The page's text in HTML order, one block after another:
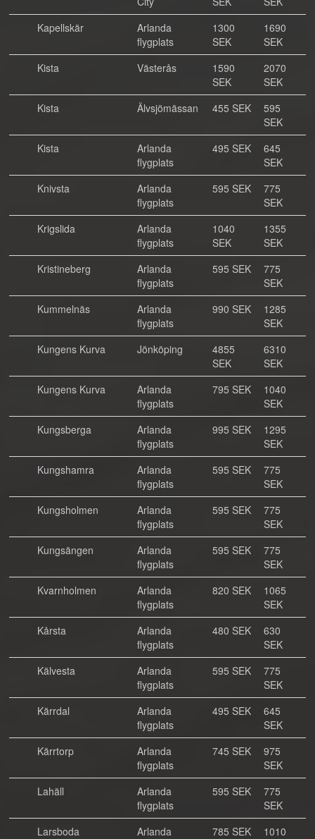
Kapellskär
Arlanda
flygplats
1300
SEK
1690
SEK
Kista
Västerås
1590
SEK
2070
SEK
Kista
Älvsjömässan 455 SEK
595
SEK
Kista
Arlanda
flygplats
495 SEK
645
SEK
Knivsta
Arlanda
flygplats
595 SEK
775
SEK
Krigslida
Arlanda
flygplats
1040
SEK
1355
SEK
Kristineberg
Arlanda
flygplats
595 SEK
775
SEK
Kummelnäs
Arlanda
flygplats
990 SEK
1285
SEK
Kungens Kurva
Jönköping
4855
SEK
6310
SEK
Kungens Kurva
Arlanda
flygplats
795 SEK
1040
SEK
Kungsberga
Arlanda
flygplats
995 SEK
1295
SEK
Kungshamra
Arlanda
flygplats
595 SEK
775
SEK
Kungsholmen
Arlanda
flygplats
595 SEK
775
SEK
Kungsängen
Arlanda
flygplats
595 SEK
775
SEK
Kvarnholmen
Arlanda
flygplats
820 SEK
1065
SEK
Kårsta
Arlanda
flygplats
480 SEK
630
SEK
Kälvesta
Arlanda
flygplats
595 SEK
775
SEK
Kärrdal
Arlanda
flygplats
495 SEK
645
SEK
Kärrtorp
Arlanda
flygplats
745 SEK
975
SEK
Lahäll
Arlanda
flygplats
595 SEK
775
SEK
Larsboda
Arlanda
785 SEK
1010